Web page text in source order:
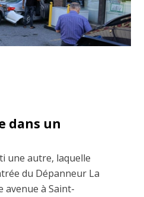
dans un
une autre, laquelle
du Dépanneur La
avenue à Saint-